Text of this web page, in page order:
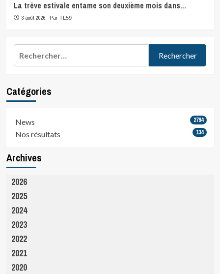
La trêve estivale entame son deuxième mois dans…
3 août 2026 Par TL59
Catégories
News 2794
Nos résultats 134
Archives
2026
2025
2024
2023
2022
2021
2020